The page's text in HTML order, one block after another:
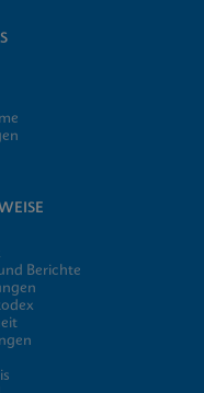
Berichte